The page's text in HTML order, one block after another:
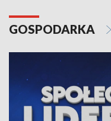
GOSPODARKA